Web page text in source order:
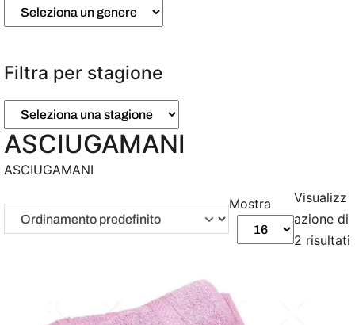
Filtra per stagione
ASCIUGAMANI
ASCIUGAMANI
Mostra
Visualizz
azione di
2 risultati